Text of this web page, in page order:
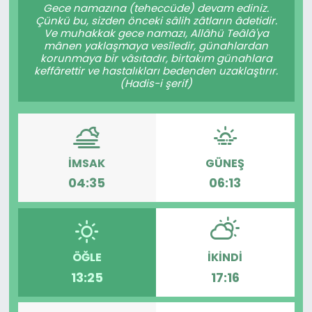
Gece namazına (teheccüde) devam ediniz.
Çünkü bu, sizden önceki sâlih zâtların âdetidir.
Ve muhakkak gece namazı, Allâhü Teâlâ'ya
mânen yaklaşmaya vesîledir, günahlardan
korunmaya bir vâsıtadır, birtakım günahlara
keffârettir ve hastalıkları bedenden uzaklaştırır.
(Hadis-i şerif)
İMSAK
04:35
GÜNEŞ
06:13
ÖĞLE
13:25
İKINDI
17:16